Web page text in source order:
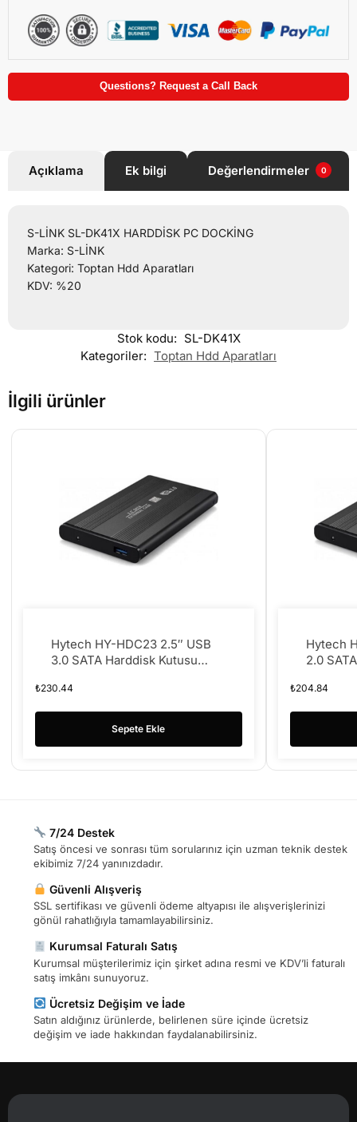
Questions? Request a Call Back
Açıklama Ek bilgi Değerlendirmeler 0
S-LİNK SL-DK41X HARDDİSK PC DOCKİNG
Marka: S-LİNK
Kategori: Toptan Hdd Aparatları
KDV: %20
Stok kodu: SL-DK41X
Kategoriler: Toptan Hdd Aparatları
İlgili ürünler
Hytech HY-HDC23 2.5″ USB
3.0 SATA Harddisk Kutusu
₺230.44
Sepete Ekle
Hytech
2.0
₺204.84
7/24 Destek
Satış öncesi ve sonrası tüm sorularınız için uzman teknik destek
ekibimiz 7/24 yanınızdadır.
Güvenli Alışveriş
SSL sertifikası ve güvenli ödeme altyapısı ile alışverişlerinizi
gönül rahatlığıyla tamamlayabilirsiniz.
Kurumsal Faturalı Satış
Kurumsal müşterilerimiz için şirket adına resmi ve KDV’li faturalı
satış imkânı sunuyoruz.
Ücretsiz Değişim ve İade
Satın aldığınız ürünlerde, belirlenen süre içinde ücretsiz
değişim ve iade hakkından faydalanabilirsiniz.